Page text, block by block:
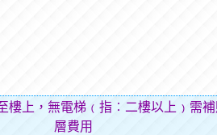
樓上，無電梯﹙指︰二樓以上﹚需
層費用（貼補搬